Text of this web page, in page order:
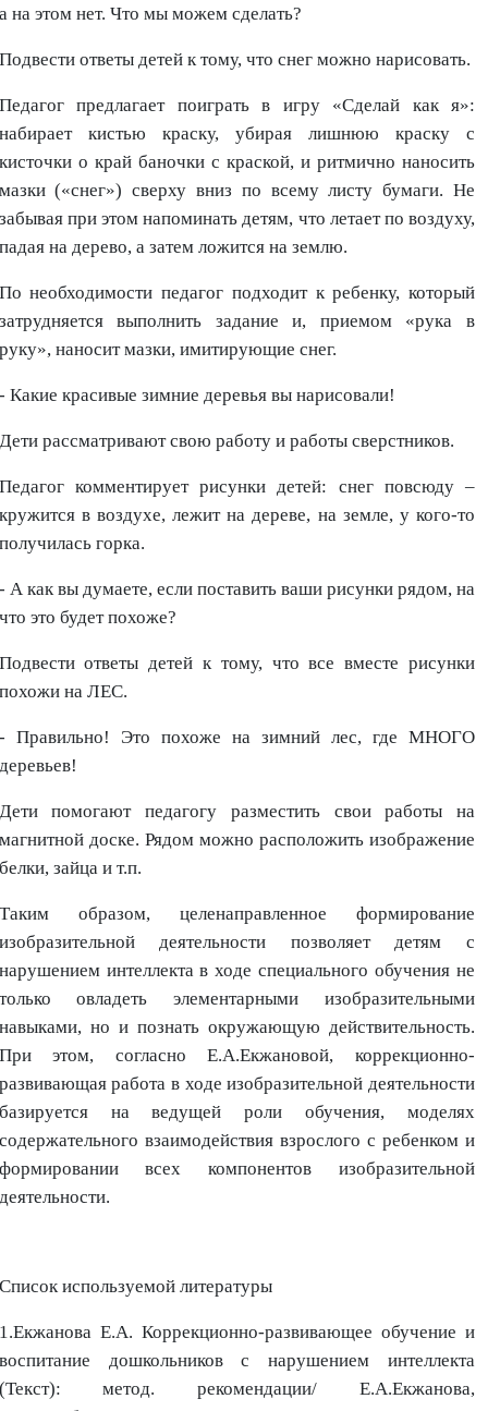
на этом нет. Что мы можем сделать?
ответы детей к тому, что снег можно нарисовать.
предлагает поиграть в игру «Сделай как я»:
кистью краску, убирая лишнюю краску с
о край баночки с краской, и ритмично наносить
(«снег») сверху вниз по всему листу бумаги. Не
при этом напоминать детям, что летает по воздуху,
на дерево, а затем ложится на землю.
необходимости педагог подходит к ребенку, который
выполнить задание и, приемом «рука в
наносит мазки, имитирующие снег.
Какие красивые зимние деревья вы нарисовали!
рассматривают свою работу и работы сверстников.
комментирует рисунки детей: снег повсюду –
в воздухе, лежит на дереве, на земле, у кого-то
горка.
А как вы думаете, если поставить ваши рисунки рядом, на
это будет похоже?
ответы детей к тому, что все вместе рисунки
на ЛЕС.
Правильно! Это похоже на зимний лес, где МНОГО
помогают педагогу разместить свои работы на
доске. Рядом можно расположить изображение
зайца и т.п.
образом, целенаправленное формирование
деятельности позволяет детям с
интеллекта в ходе специального обучения не
овладеть элементарными изобразительными
но и познать окружающую действительность.
этом, согласно Е.А.Екжановой, коррекционно-
работа в ходе изобразительной деятельности
на ведущей роли обучения, моделях
взаимодействия взрослого с ребенком и
всех компонентов изобразительной
используемой литературы
Е.А. Коррекционно-развивающее обучение и
дошкольников с нарушением интеллекта
метод. рекомендации/ Е.А.Екжанова,